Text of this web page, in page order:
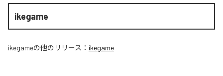
ikegame
ikegameの他のリリース： ikegame